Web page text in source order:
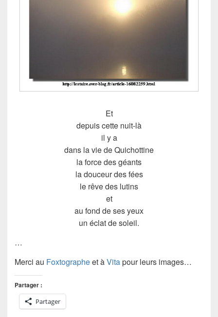
Et
depuis cette nuit-là
il y a
dans la vie de Quichottine
la force des géants
la douceur des fées
le rêve des lutins
et
au fond de ses yeux
un éclat de soleil.
…
Merci au Foxtographeet àVitapour leurs images…
Partager :
Partager